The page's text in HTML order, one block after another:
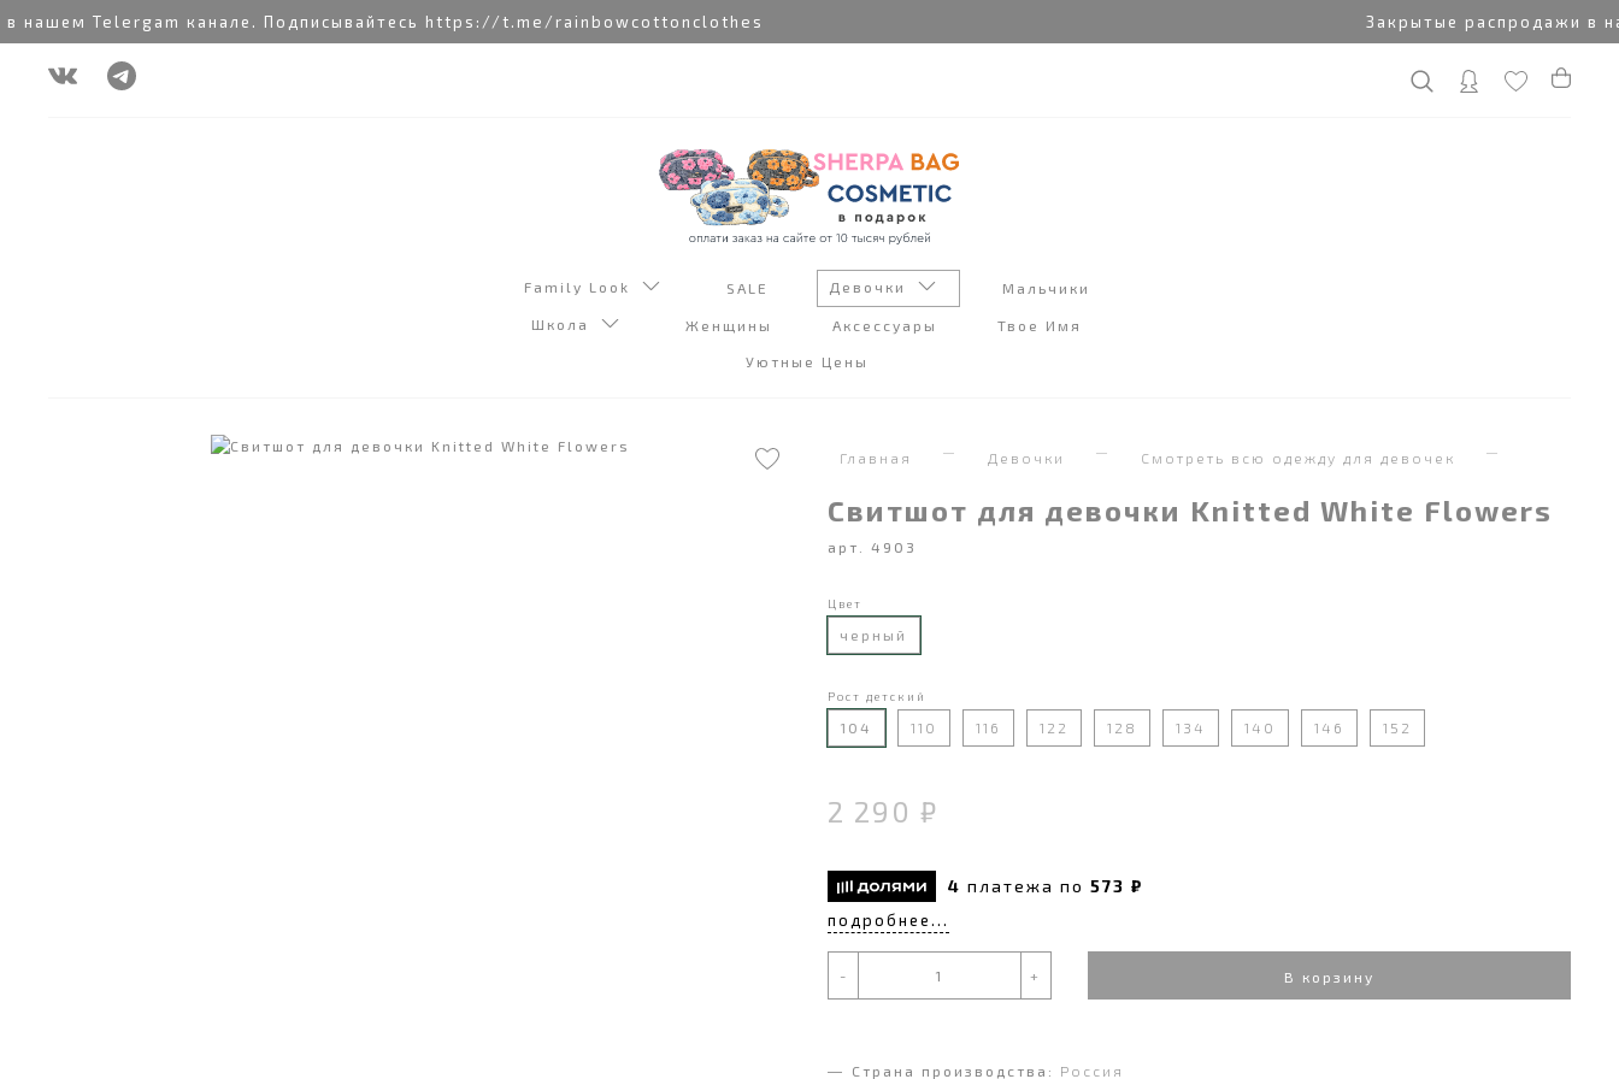
Telergam канале. Подписывайтесь https://t.me/rainbowcottonclothes Закрытые распродажи в
Family Look SALE Девочки Мальчики
Школа Женщины Аксессуары Твое Имя
Уютные Цены
Главная Девочки Смотреть всю одежду для девочек
Свитшот для девочки Knitted White Flowers
арт. 4903
Цвет
черный
Рост детский
104 110 116 122 128 134 140 146 152
2 290 ₽
4 платежа по 573 ₽
подробнее...
- + В корзину
Страна производства: Россия